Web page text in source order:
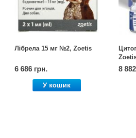
Лібрела 15 мг №2, Zoetis
6 686 грн.
У кошик
8